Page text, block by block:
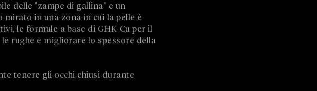
delle "zampe di gallina" e un
in una zona in cui la pelle è
le formule a base di GHK-Cu per il
rughe e migliorare lo spessore della
tenere gli occhi chiusi durante